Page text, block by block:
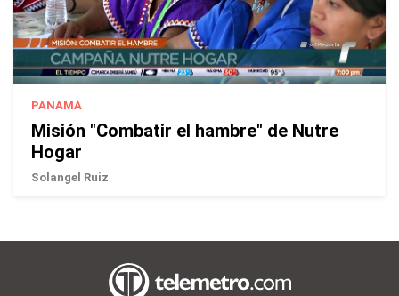
PANAMÁ
Misión "Combatir el hambre" de Nutre
Hogar
Solangel Ruiz